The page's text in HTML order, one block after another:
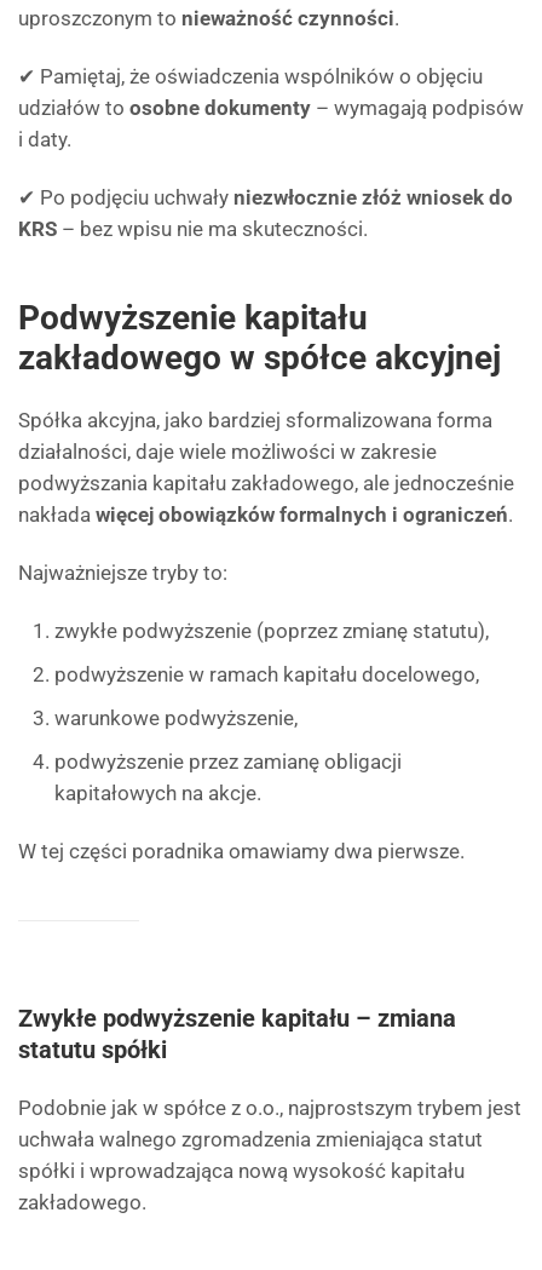
uproszczonym to nieważność czynności.
✔ Pamiętaj, że oświadczenia wspólników o objęciu
udziałów to osobne dokumenty – wymagają podpisów
i daty.
✔ Po podjęciu uchwały niezwłocznie złóż wniosek do
KRS – bez wpisu nie ma skuteczności.
Podwyższenie kapitału
zakładowego w spółce akcyjnej
Spółka akcyjna, jako bardziej sformalizowana forma
działalności, daje wiele możliwości w zakresie
podwyższania kapitału zakładowego, ale jednocześnie
nakłada więcej obowiązków formalnych i ograniczeń.
Najważniejsze tryby to:
zwykłe podwyższenie (poprzez zmianę statutu),
podwyższenie w ramach kapitału docelowego,
warunkowe podwyższenie,
podwyższenie przez zamianę obligacji
kapitałowych na akcje.
W tej części poradnika omawiamy dwa pierwsze.
Zwykłe podwyższenie kapitału – zmiana
statutu spółki
Podobnie jak w spółce z o.o., najprostszym trybem jest
uchwała walnego zgromadzenia zmieniająca statut
spółki i wprowadzająca nową wysokość kapitału
zakładowego.